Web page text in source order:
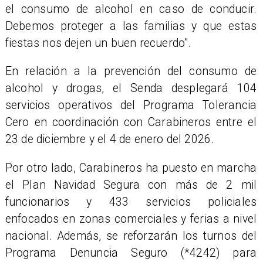
el consumo de alcohol en caso de conducir.
Debemos proteger a las familias y que estas
fiestas nos dejen un buen recuerdo".
En relación a la prevención del consumo de
alcohol y drogas, el Senda desplegará 104
servicios operativos del Programa Tolerancia
Cero en coordinación con Carabineros entre el
23 de diciembre y el 4 de enero del 2026.
Por otro lado, Carabineros ha puesto en marcha
el Plan Navidad Segura con más de 2 mil
funcionarios y 433 servicios policiales
enfocados en zonas comerciales y ferias a nivel
nacional. Además, se reforzarán los turnos del
Programa Denuncia Seguro (*4242) para